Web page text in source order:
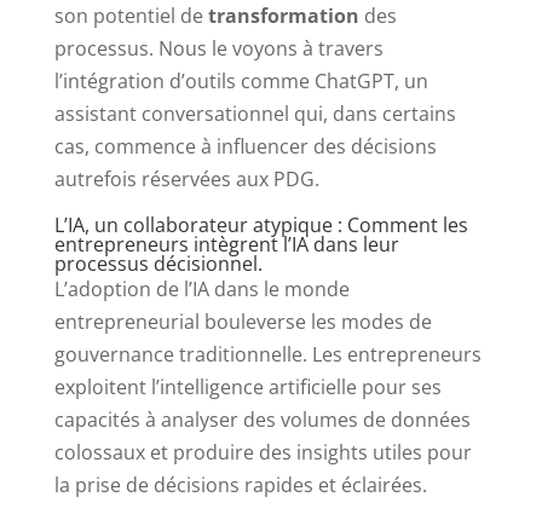
son potentiel detransformation des
processus. Nous le voyons à travers
l’intégration d’outils comme ChatGPT, un
assistant conversationnel qui, dans certains
cas, commence à influencer des décisions
autrefois réservées aux PDG.
L’IA, un collaborateur atypique : Comment les
entrepreneurs intègrent l’IA dans leur
processus décisionnel.
L’adoption de l’IA dans le monde
entrepreneurial bouleverse les modes de
gouvernance traditionnelle. Les entrepreneurs
exploitent l’intelligence artificielle pour ses
capacités à analyser des volumes de données
colossaux et produire des insights utiles pour
la prise de décisions rapides et éclairées.